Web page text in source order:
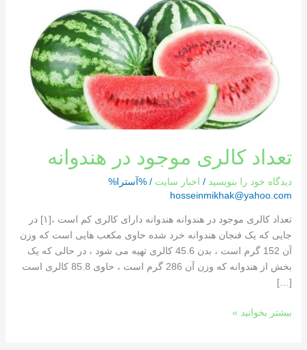
تعداد کالری موجود در هندوانه
دیدگاه‌ خود را بنویسید / اخبار سایت / %آسترا%
hosseinmikhak@yahoo.com
تعداد کالری موجود در هندوانه هندوانه دارای کالری کم است ،[١] در
جایی که یک فنجان هندوانه خرد شده حاوی مکعب هایی است که وزن
آن 152 گرم است ، بدن 45.6 کالری تهیه می شود ، در حالی که یک
بخش از هندوانه که وزن آن 286 گرم است ، حاوی 85.8 کالری است
[…]
هندوانه
بیشتر بخوانید »